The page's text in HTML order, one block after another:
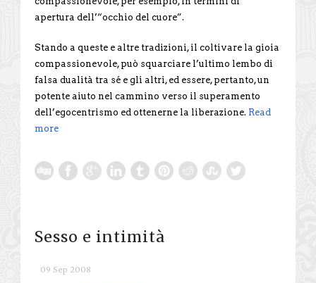
apertura dell’“occhio del cuore”.
Stando a queste e altre tradizioni, il coltivare la gioia
compassionevole, può squarciare l’ultimo lembo di
falsa dualità tra sé e gli altri, ed essere, pertanto, un
potente aiuto nel cammino verso il superamento
dell’egocentrismo ed ottenerne la liberazione. Read
more
Sesso e intimità
09 Sep 2008